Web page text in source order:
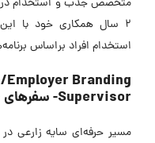
متخصص جذب و استخدام در
2 سال همکاری خود با
استخدام افراد براساس
Branding
Supervisor- سفرهای علی بابا
مسیر حرفه‌ای سایه زارعی در